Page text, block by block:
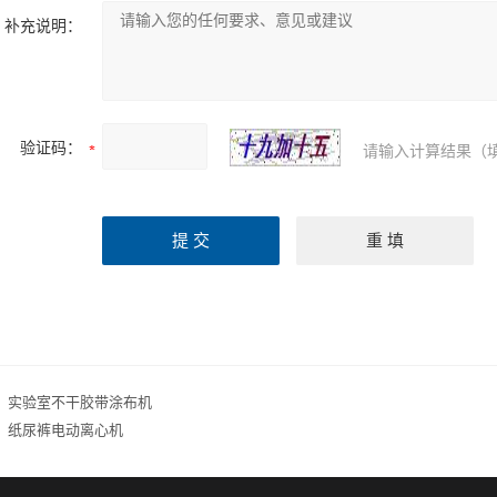
补充说明：
验证码： 请输入计算结果（
实验室不干胶带涂布机
纸尿裤电动离心机